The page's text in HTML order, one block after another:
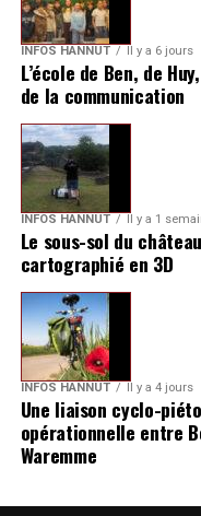
INFOS HANNUT Il y a 6 jours
L’école de Ben, de
de la communication
INFOS HANNUT Il y a 1
Le sous-sol du
cartographié en 3D
INFOS HANNUT Il y a 4 jours
Une liaison cyclo-
opérationnelle entre
Waremme